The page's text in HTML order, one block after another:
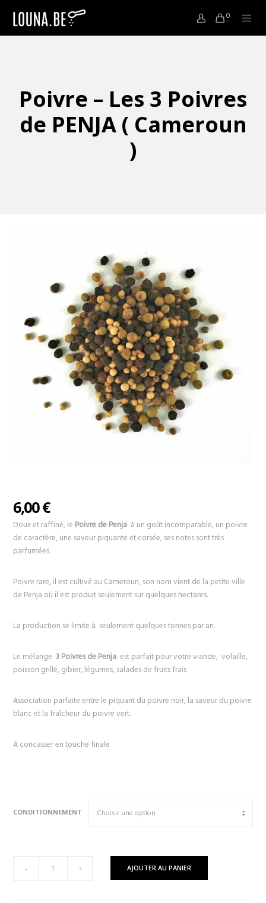
0
Poivre – Les 3 Poivres
de PENJA ( Cameroun
)
6,00€
Doux et raffiné, le Poivre de Penja à un goût incomparable, un poivre
de caractère, une saveur piquante et corsée, ses notes sont très
parfumées.
Poivre rare, il est cultivé au Cameroun, son nom vient de la petite ville
de Penja où il est produit seulement sur quelques hectares.
La production se limite à seulement quelques tonnes par an.
Le mélange 3 Poivres de Penja est parfait pour votre viande, volaille,
poisson grillé, gibier, légumes, salades de fruits frais
Association parfaite entre le piquant du poivre noir, la saveur du poivre
blanc et la fraîcheur du poivre vert.
A concasser en touche finale
CONDITIONNEMENT
- + AJOUTER AU PANIER